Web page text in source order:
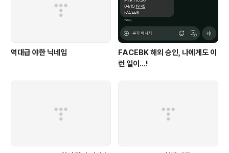
역대급 야한 닉네임
FACEBK 해외 승인, 나에게도 이
런 일이...!